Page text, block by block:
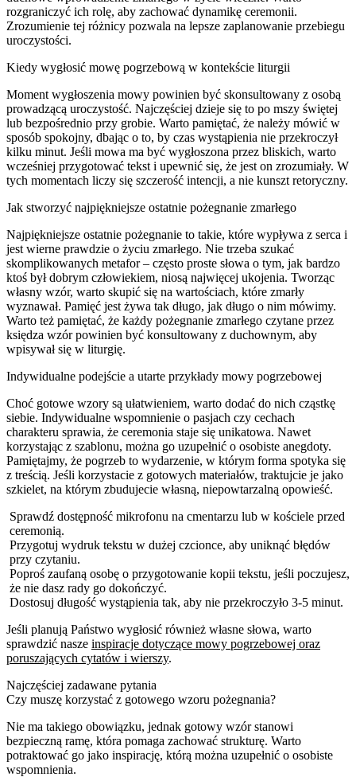
rozgraniczyć ich rolę, aby zachować dynamikę ceremonii.
Zrozumienie tej różnicy pozwala na lepsze zaplanowanie przebiegu
uroczystości.
Kiedy wygłosić mowę pogrzebową w kontekście liturgii
Moment wygłoszenia mowy powinien być skonsultowany z osobą
prowadzącą uroczystość. Najczęściej dzieje się to po mszy świętej
lub bezpośrednio przy grobie. Warto pamiętać, że należy mówić w
sposób spokojny, dbając o to, by czas wystąpienia nie przekroczył
kilku minut. Jeśli mowa ma być wygłoszona przez bliskich, warto
wcześniej przygotować tekst i upewnić się, że jest on zrozumiały. W
tych momentach liczy się szczerość intencji, a nie kunszt retoryczny.
Jak stworzyć najpiękniejsze ostatnie pożegnanie zmarłego
Najpiękniejsze ostatnie pożegnanie to takie, które wypływa z serca i
jest wierne prawdzie o życiu zmarłego. Nie trzeba szukać
skomplikowanych metafor – często proste słowa o tym, jak bardzo
ktoś był dobrym człowiekiem, niosą najwięcej ukojenia. Tworząc
własny wzór, warto skupić się na wartościach, które zmarły
wyznawał. Pamięć jest żywa tak długo, jak długo o nim mówimy.
Warto też pamiętać, że każdy pożegnanie zmarłego czytane przez
księdza wzór powinien być konsultowany z duchownym, aby
wpisywał się w liturgię.
Indywidualne podejście a utarte przykłady mowy pogrzebowej
Choć gotowe wzory są ułatwieniem, warto dodać do nich cząstkę
siebie. Indywidualne wspomnienie o pasjach czy cechach
charakteru sprawia, że ceremonia staje się unikatowa. Nawet
korzystając z szablonu, można go uzupełnić o osobiste anegdoty.
Pamiętajmy, że pogrzeb to wydarzenie, w którym forma spotyka się
z treścią. Jeśli korzystacie z gotowych materiałów, traktujcie je jako
szkielet, na którym zbudujecie własną, niepowtarzalną opowieść.
Sprawdź dostępność mikrofonu na cmentarzu lub w kościele przed
ceremonią.
Przygotuj wydruk tekstu w dużej czcionce, aby uniknąć błędów
przy czytaniu.
Poproś zaufaną osobę o przygotowanie kopii tekstu, jeśli poczujesz,
że nie dasz rady go dokończyć.
Dostosuj długość wystąpienia tak, aby nie przekroczyło 3-5 minut.
Jeśli planują Państwo wygłosić również własne słowa, warto
sprawdzić nasze inspiracje dotyczące mowy pogrzebowej oraz
poruszających cytatów i wierszy.
Najczęściej zadawane pytania
Czy muszę korzystać z gotowego wzoru pożegnania?
Nie ma takiego obowiązku, jednak gotowy wzór stanowi
bezpieczną ramę, która pomaga zachować strukturę. Warto
potraktować go jako inspirację, którą można uzupełnić o osobiste
wspomnienia.